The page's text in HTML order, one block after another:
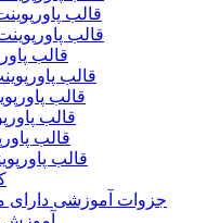
قالب
قالب
قالب
قالب
قالب
قالب
قالب
قالب
جزوات آموزشی دارای